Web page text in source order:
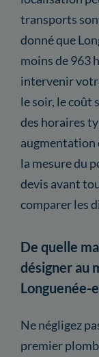
transports
donné que
moins de 963
intervenir
le soir, le coût
des horaires
augmentation
la mesure du
devis avant
comparer les
De quelle
désigner au
Longuenée-
Ne négligez
premier